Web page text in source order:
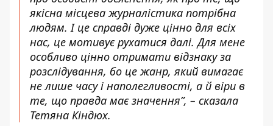
якісна місцева журналістика потрібна
людям. І це справді дуже цінно для всіх
нас, це мотивує рухатися далі. Для мене
особливо цінно отримати відзнаку за
розслідування, бо це жанр, який вимагає
не лише часу і наполегливості, а й віри в
те, що правда має значення”, – сказала
Тетяна Кіндюх.